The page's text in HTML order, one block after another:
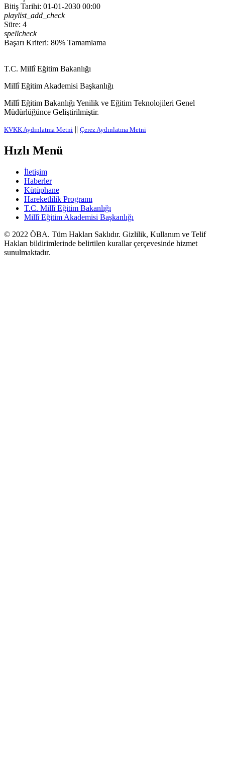
Bitiş Tarihi: 01-01-2030 00:00
playlist_add_check
Süre: 4
spellcheck
Başarı Kriteri: 80% Tamamlama
T.C. Millî Eğitim Bakanlığı
Millî Eğitim Akademisi Başkanlığı
Millî Eğitim Bakanlığı Yenilik ve Eğitim Teknolojileri Genel
Müdürlüğünce Geliştirilmiştir.
KVKK Aydınlatma Metni || Çerez Aydınlatma Metni
Hızlı Menü
İletişim
Haberler
Kütüphane
Hareketlilik Programı
T.C. Millî Eğitim Bakanlığı
Millî Eğitim Akademisi Başkanlığı
© 2022 ÖBA. Tüm Hakları Saklıdır. Gizlilik, Kullanım ve Telif
Hakları bildirimlerinde belirtilen kurallar çerçevesinde hizmet
sunulmaktadır.